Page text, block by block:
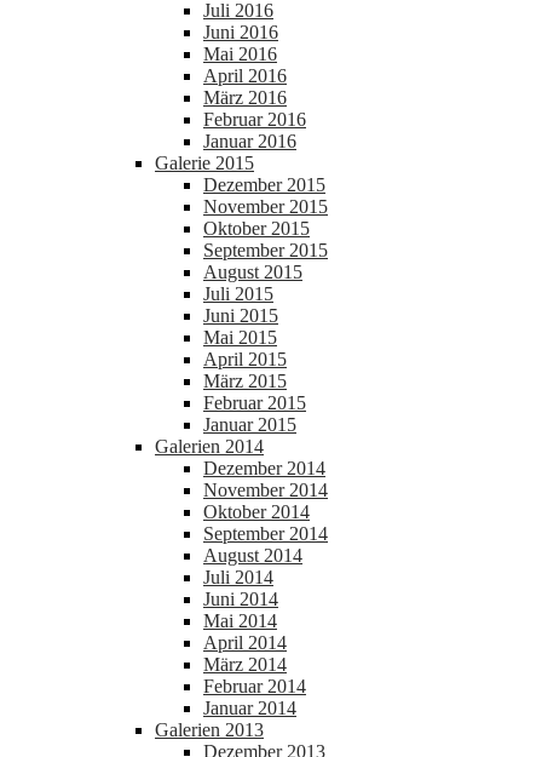
Juli 2016
Juni 2016
Mai 2016
April 2016
März 2016
Februar 2016
Januar 2016
Galerie 2015
Dezember 2015
November 2015
Oktober 2015
September 2015
August 2015
Juli 2015
Juni 2015
Mai 2015
April 2015
März 2015
Februar 2015
Januar 2015
Galerien 2014
Dezember 2014
November 2014
Oktober 2014
September 2014
August 2014
Juli 2014
Juni 2014
Mai 2014
April 2014
März 2014
Februar 2014
Januar 2014
Galerien 2013
Dezember 2013